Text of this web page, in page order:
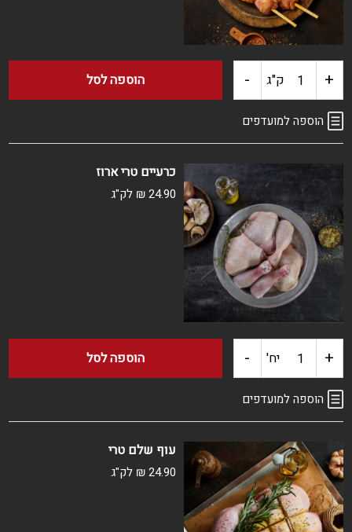
קפוא
+ כמות
של
פרגית
ברביקיו
קפוא
ק"ג - הוספה לסל
הוספה למועדפים
כרעיים טרי ארוז
₪24.90 לק"ג
+ כמות
של
טרי
ארוז
יח' - הוספה לסל
הוספה למועדפים
עוף שלם טרי
₪24.90 לק"ג